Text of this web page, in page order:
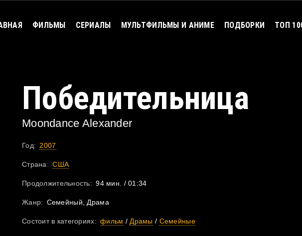
ФИЛЬМЫ СЕРИАЛЫ МУЛЬТФИЛЬМЫ И АНИМЕ ПОДБОРКИ ТОП
Победительница
Moondance Alexander
Год: 2007
Страна: США
Продолжительность: 94 мин. / 01:34
Жанр: Семейный, Драма
Состоит в категориях: фильм / Драмы / Семейные